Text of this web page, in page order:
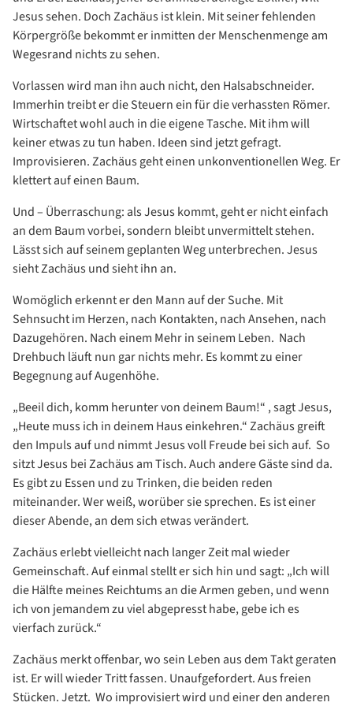
Jesus sehen. Doch Zachäus ist klein. Mit seiner fehlenden
Körpergröße bekommt er inmitten der Menschenmenge am
Wegesrand nichts zu sehen.
Vorlassen wird man ihn auch nicht, den Halsabschneider.
Immerhin treibt er die Steuern ein für die verhassten Römer.
Wirtschaftet wohl auch in die eigene Tasche. Mit ihm will
keiner etwas zu tun haben. Ideen sind jetzt gefragt.
Improvisieren. Zachäus geht einen unkonventionellen Weg. Er
klettert auf einen Baum.
Und – Überraschung: als Jesus kommt, geht er nicht einfach
an dem Baum vorbei, sondern bleibt unvermittelt stehen.
Lässt sich auf seinem geplanten Weg unterbrechen. Jesus
sieht Zachäus und sieht ihn an.
Womöglich erkennt er den Mann auf der Suche. Mit
Sehnsucht im Herzen, nach Kontakten, nach Ansehen, nach
Dazugehören. Nach einem Mehr in seinem Leben. Nach
Drehbuch läuft nun gar nichts mehr. Es kommt zu einer
Begegnung auf Augenhöhe.
„Beeil dich, komm herunter von deinem Baum!“ , sagt Jesus,
„Heute muss ich in deinem Haus einkehren.“ Zachäus greift
den Impuls auf und nimmt Jesus voll Freude bei sich auf. So
sitzt Jesus bei Zachäus am Tisch. Auch andere Gäste sind da.
Es gibt zu Essen und zu Trinken, die beiden reden
miteinander. Wer weiß, worüber sie sprechen. Es ist einer
dieser Abende, an dem sich etwas verändert.
Zachäus erlebt vielleicht nach langer Zeit mal wieder
Gemeinschaft. Auf einmal stellt er sich hin und sagt: „Ich will
die Hälfte meines Reichtums an die Armen geben, und wenn
ich von jemandem zu viel abgepresst habe, gebe ich es
vierfach zurück.“
Zachäus merkt offenbar, wo sein Leben aus dem Takt geraten
ist. Er will wieder Tritt fassen. Unaufgefordert. Aus freien
Stücken. Jetzt. Wo improvisiert wird und einer den anderen